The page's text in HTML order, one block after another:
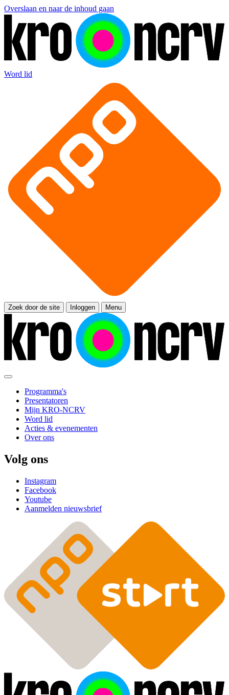
Overslaan en naar de inhoud gaan
Word lid
Zoek door de site Inloggen Menu
Programma's
Presentatoren
Mijn KRO-NCRV
Word lid
Acties & evenementen
Over ons
Volg ons
Instagram
Facebook
Youtube
Aanmelden nieuwsbrief